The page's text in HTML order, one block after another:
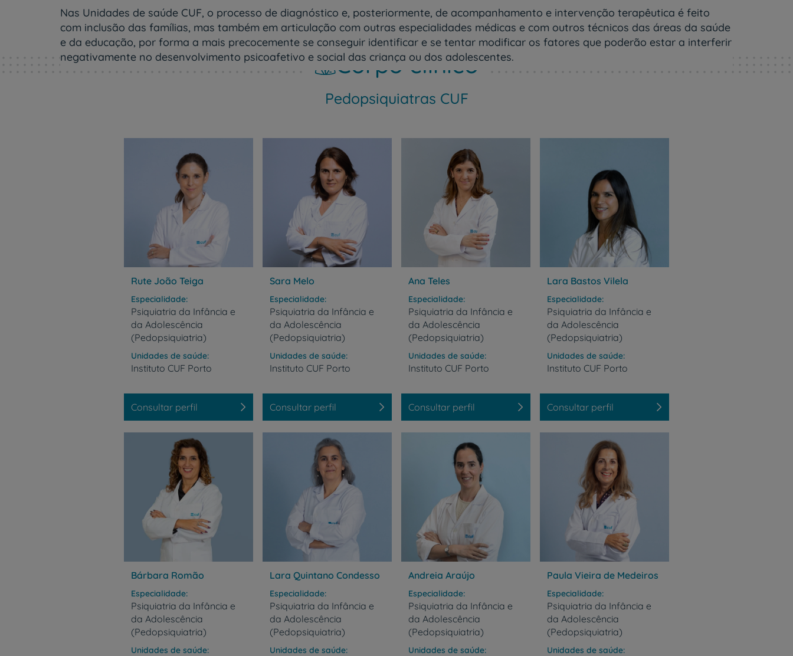
Prevenção e bem-estar
Grandes Áreas da Saúde
Nas Unidades de saúde CUF, o processo de diagnóstico e, posteriormente, de acompanhamento e intervenção terapêutica é feito
com inclusão das famílias, mas também em articulação com outras especialidades médicas e com outros técnicos das áreas da saúde
e da educação, por forma a mais precocemente se conseguir identificar e se tentar modificar os fatores que poderão estar a interferir
negativamente no desenvolvimento psicoafetivo e social das criança ou dos adolescentes.
Corpo clínico
Pedopsiquiatras CUF
Rute João Teiga
Especialidade
Psiquiatria da Infância e
da Adolescência
(Pedopsiquiatria)
Unidades de saúde
Instituto CUF Porto
Consultar perfil
Sara Melo
Especialidade
Psiquiatria da Infância e
da Adolescência
(Pedopsiquiatria)
Unidades de saúde
Instituto CUF Porto
Consultar perfil
Ana Teles
Especialidade
Psiquiatria da Infância e
da Adolescência
(Pedopsiquiatria)
Unidades de saúde
Instituto CUF Porto
Consultar perfil
Lara Bastos Vilela
Especialidade
Psiquiatria da Infância e
da Adolescência
(Pedopsiquiatria)
Unidades de saúde
Instituto CUF Porto
Consultar perfil
Bárbara Romão
Especialidade
Psiquiatria da Infância e
da Adolescência
(Pedopsiquiatria)
Unidades de saúde
Lara Quintano Condesso
Especialidade
Psiquiatria da Infância e
da Adolescência
(Pedopsiquiatria)
Unidades de saúde
Andreia Araújo
Especialidade
Psiquiatria da Infância e
da Adolescência
(Pedopsiquiatria)
Unidades de saúde
Paula Vieira de Medeiros
Especialidade
Psiquiatria da Infância e
da Adolescência
(Pedopsiquiatria)
Unidades de saúde